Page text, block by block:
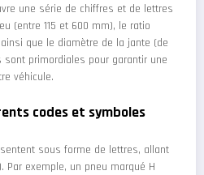
une série de chiffres et de lettres
(entre 115 et 600 mm), le ratio
que le diamètre de la jante (de
sont primordiales pour garantir une
véhicule.
codes et symboles
sous forme de lettres, allant
Par exemple, un pneu marqué H